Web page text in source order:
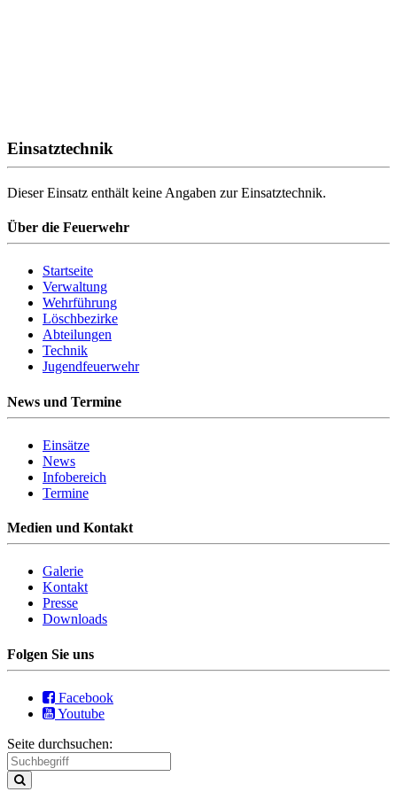
Einsatztechnik
Dieser Einsatz enthält keine Angaben zur Einsatztechnik.
Über die Feuerwehr
Startseite
Verwaltung
Wehrführung
Löschbezirke
Abteilungen
Technik
Jugendfeuerwehr
News und Termine
Einsätze
News
Infobereich
Termine
Medien und Kontakt
Galerie
Kontakt
Presse
Downloads
Folgen Sie uns
Facebook
Youtube
Seite durchsuchen: